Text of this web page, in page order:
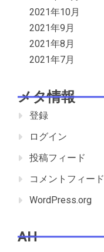
2021年10月
2021年9月
2021年8月
2021年7月
メタ情報
登録
ログイン
投稿フィード
コメントフィード
WordPress.org
AH